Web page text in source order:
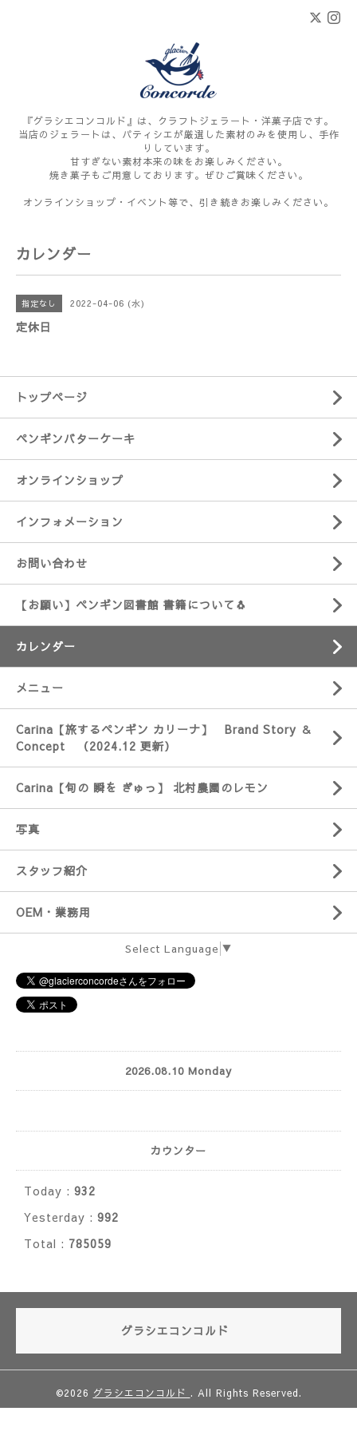
『グラシエコンコルド』は、クラフトジェラート・洋菓子店です。
当店のジェラートは、パティシエが厳選した素材のみを使用し、手作
りしています。
甘すぎない素材本来の味をお楽しみください。
焼き菓子もご用意しております。ぜひご賞味ください。
オンラインショップ・イベント等で、引き続きお楽しみください。
カレンダー
指定なし 2022-04-06 (水)
定休日
トップページ
ペンギンバターケーキ
オンラインショップ
インフォメーション
お問い合わせ
【お願い】ペンギン図書館 書籍について🐧
カレンダー
メニュー
Carina【旅するペンギン カリーナ】 Brand Story ＆
Concept （2024.12 更新）
Carina【旬の 瞬を ぎゅっ】 北村農園のレモン
写真
スタッフ紹介
OEM・業務用
Select Language ▼
2026.08.10 Monday
カウンター
Today : 932
Yesterday : 992
Total : 785059
グラシエコンコルド
©2026 グラシエコンコルド . All Rights Reserved.